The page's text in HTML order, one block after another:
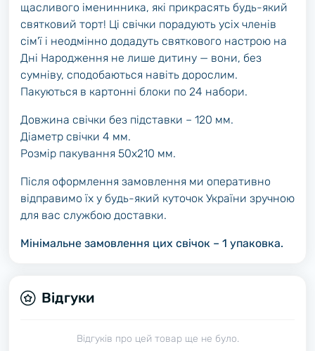
щасливого іменинника, які прикрасять будь-який
святковий торт! Ці свічки порадують усіх членів
сім'ї і неодмінно додадуть святкового настрою на
Дні Народження не лише дитину — вони, без
сумніву, сподобаються навіть дорослим.
Пакуються в картонні блоки по 24 набори.
Довжина свічки без підставки – 120 мм.
Діаметр свічки 4 мм.
Розмір пакування 50х210 мм.
Після оформлення замовлення ми оперативно
відправимо їх у будь-який куточок України зручною
для вас службою доставки.
Мінімальне замовлення цих свічок – 1 упаковка.
Відгуки
Відгуків про цей товар ще не було.